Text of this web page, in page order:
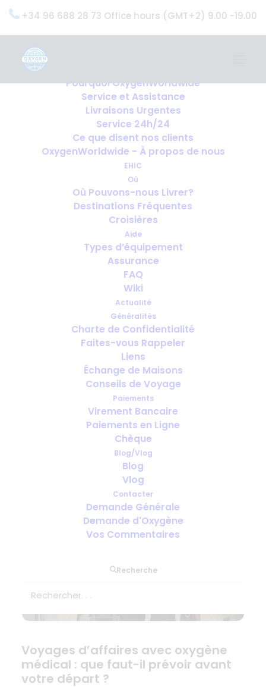
+34 96 688 28 73 Office hours (GMT+2) 9.00 -19.00
OxygenWorldwide (Ce que nous faisons)
Pourquoi OxygenWorldwide
Service et Assistance
Livraisons Urgentes
Service 24h/24
Ce que disent nos clients
OxygenWorldwide - À propos de nous
EHIC
Où
Où Pouvons-nous Livrer?
Destinations Fréquentes
Croisières
Aide
Types d’équipement
Assurance
FAQ
Wiki
Actualité
Généralités
Charte de Confidentialité
Faites-vous Rappeler
Liens
Échange de Maisons
Conseils de Voyage
Paiements
Virement Bancaire
Paiements en Ligne
Chèque
Blog/Vlog
Blog
Vlog
Contacter
Demande Générale
Demande d'Oxygène
Vos Commentaires
Recherche
Combien de temps à l’avance faut-
il prévoir l’oxygène pour le voyage ?
Voyages d’affaires avec oxygène
médical : que faut-il prévoir avant
votre départ ?